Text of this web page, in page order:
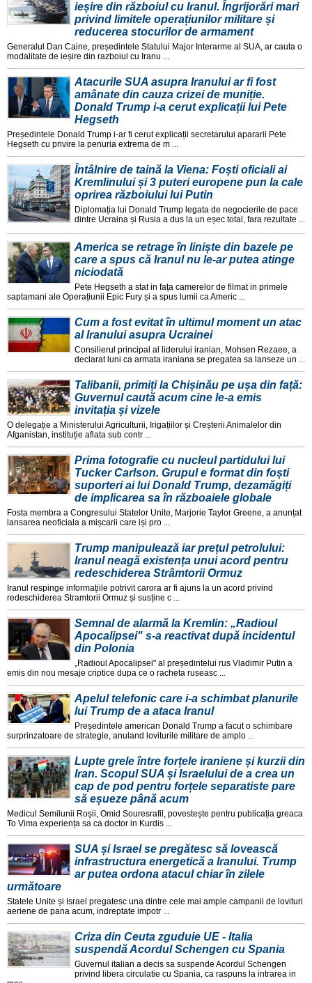
ieșire din războiul cu Iranul. Îngrijorări mari
privind limitele operațiunilor militare și
reducerea stocurilor de armament
Generalul Dan Caine, președintele Statului Major Interarme al SUA, ar cauta o
modalitate de ieșire din razboiul cu Iranu ...
Atacurile SUA asupra Iranului ar fi fost
amânate din cauza crizei de muniție.
Donald Trump i-a cerut explicații lui Pete
Hegseth
Președintele Donald Trump i-ar fi cerut explicații secretarului apararii Pete
Hegseth cu privire la penuria extrema de m ...
Întâlnire de taină la Viena: Foști oficiali ai
Kremlinului și 3 puteri europene pun la cale
oprirea războiului lui Putin
Diplomația lui Donald Trump legata de negocierile de pace
dintre Ucraina și Rusia a dus la un eșec total, fara rezultate ...
America se retrage în liniște din bazele pe
care a spus că Iranul nu le-ar putea atinge
niciodată
Pete Hegseth a stat in fața camerelor de filmat in primele
saptamani ale Operațiunii Epic Fury și a spus lumii ca Americ ...
Cum a fost evitat în ultimul moment un atac
al Iranului asupra Ucrainei
Consilierul principal al liderului iranian, Mohsen Rezaee, a
declarat luni ca armata iraniana se pregatea sa lanseze un ...
Talibanii, primiți la Chișinău pe ușa din față:
Guvernul caută acum cine le-a emis
invitația și vizele
O delegație a Ministerului Agriculturii, Irigațiilor și Creșterii Animalelor din
Afganistan, instituție aflata sub contr ...
Prima fotografie cu nucleul partidului lui
Tucker Carlson. Grupul e format din foști
suporteri ai lui Donald Trump, dezamăgiți
de implicarea sa în războaiele globale
Fosta membra a Congresului Statelor Unite, Marjorie Taylor Greene, a anunțat
lansarea neoficiala a mișcarii care iși pro ...
Trump manipulează iar prețul petrolului:
Iranul neagă existența unui acord pentru
redeschiderea Strâmtorii Ormuz
Iranul respinge informațiile potrivit carora ar fi ajuns la un acord privind
redeschiderea Stramtorii Ormuz și susține c ...
Semnal de alarmă la Kremlin: „Radioul
Apocalipsei" s-a reactivat după incidentul
din Polonia
„Radioul Apocalipsei" al președintelui rus Vladimir Putin a
emis din nou mesaje criptice dupa ce o racheta ruseasc ...
Apelul telefonic care i-a schimbat planurile
lui Trump de a ataca Iranul
Președintele american Donald Trump a facut o schimbare
surprinzatoare de strategie, anuland loviturile militare de amplo ...
Lupte grele între forțele iraniene și kurzii din
Iran. Scopul SUA și Israelului de a crea un
cap de pod pentru forțele separatiste pare
să eșueze până acum
Medicul Semilunii Roșii, Omid Souresrafil, povestește pentru publicația greaca
To Vima experiența sa ca doctor in Kurdis ...
SUA și Israel se pregătesc să lovească
infrastructura energetică a Iranului. Trump
ar putea ordona atacul chiar în zilele
următoare
Statele Unite și Israel pregatesc una dintre cele mai ample campanii de lovituri
aeriene de pana acum, indreptate impotr ...
Criza din Ceuta zguduie UE - Italia
suspendă Acordul Schengen cu Spania
Guvernul italian a decis sa suspende Acordul Schengen
privind libera circulatie cu Spania, ca raspuns la intrarea in